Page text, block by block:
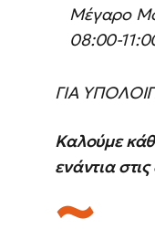
Μέγαρο
08:00-
ΓΙΑ
Καλούμε
ενάντια